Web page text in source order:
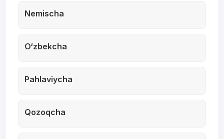
Nemischa
O‘zbekcha
Pahlaviycha
Qozoqcha